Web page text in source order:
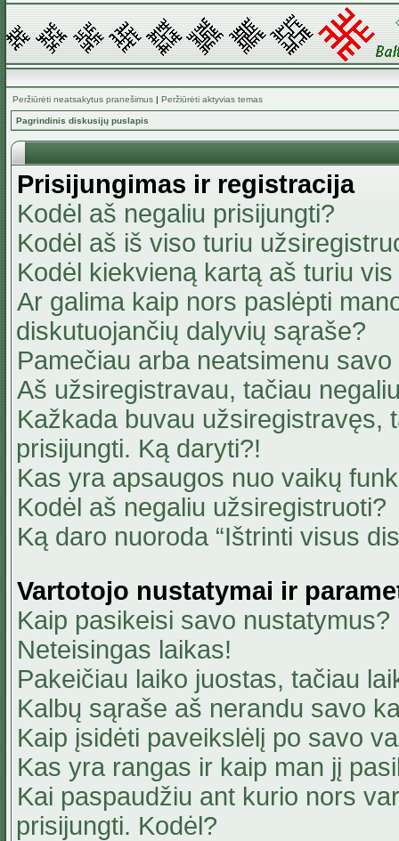
Peržiūrėti neatsakytus pranešimus | Peržiūrėti aktyvias temas
Pagrindinis diskusijų puslapis
Prisijungimas ir registracija
Kodėl aš negaliu prisijungti?
Kodėl aš iš viso turiu
Kodėl kiekvieną kartą aš turiu
Ar galima kaip nors paslėpti
diskutuojančių dalyvių sąraše?
Pamečiau arba neatsimenu
Aš užsiregistravau, tačiau
Kažkada buvau užsiregistravęs,
prisijungti. Ką daryti?!
Kas yra apsaugos nuo vaikų
Kodėl aš negaliu užsiregistruoti?
Ką daro nuoroda “Ištrinti visus
Vartotojo nustatymai ir
Kaip pasikeisi savo nustatymus?
Neteisingas laikas!
Pakeičiau laiko juostas, tačiau
Kalbų sąraše aš nerandu savo
Kaip įsidėti paveikslėlį po savo
Kas yra rangas ir kaip man jį
Kai paspaudžiu ant kurio nors
prisijungti. Kodėl?